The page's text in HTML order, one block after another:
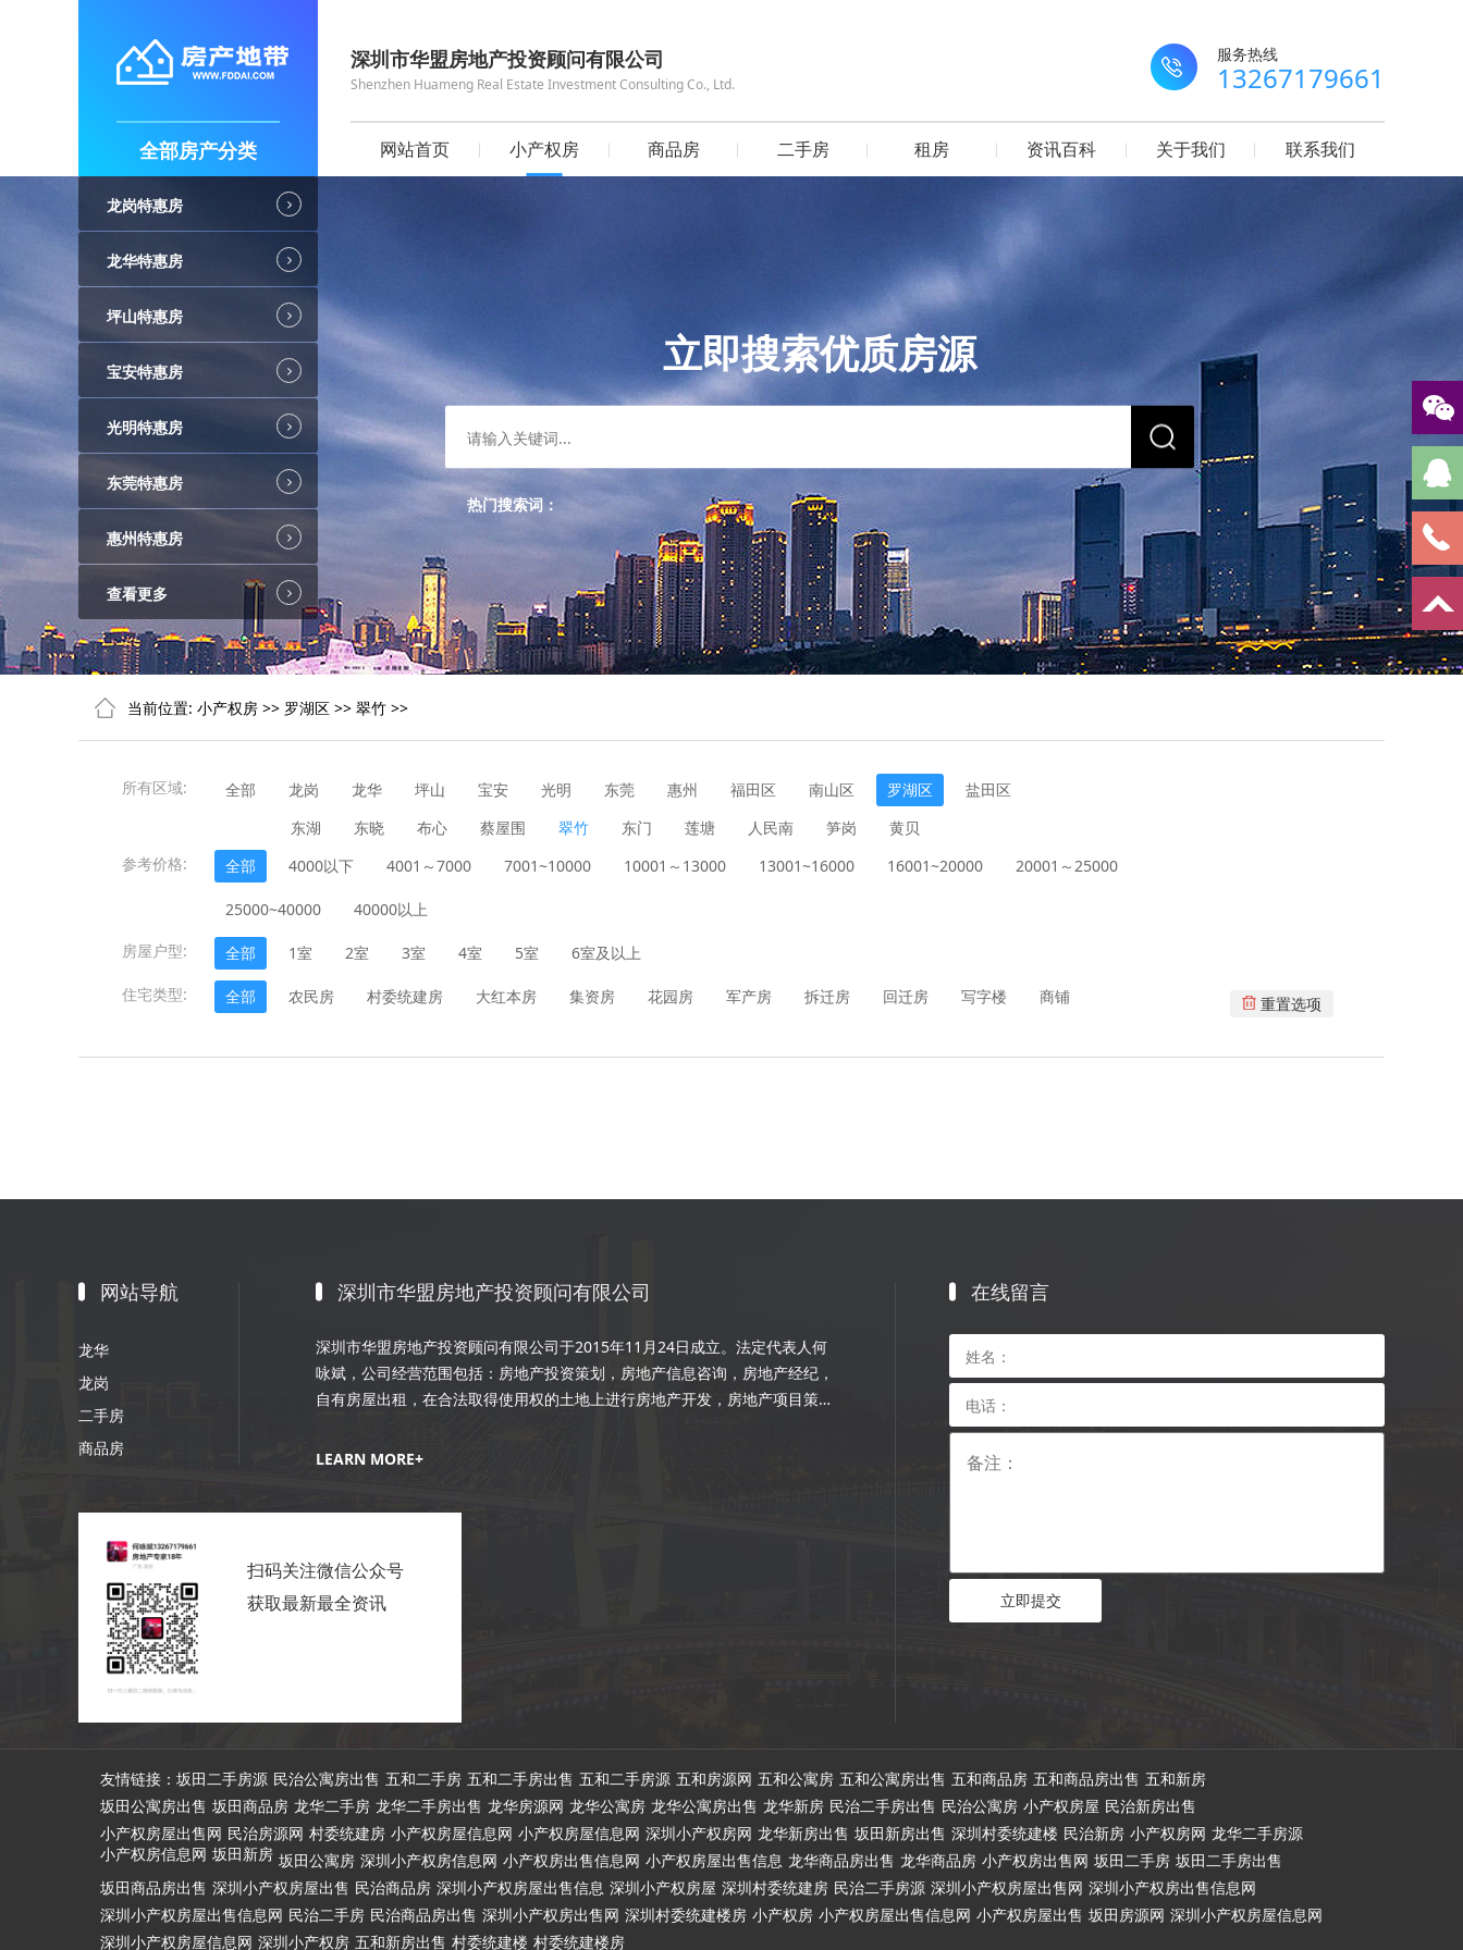
全部房产分类
龙岗特惠房
龙华特惠房
坪山特惠房
宝安特惠房
光明特惠房
东莞特惠房
惠州特惠房
查看更多
深圳市华盟房地产投资顾问有限公司
Shenzhen Huameng Real Estate Investment Consulting Co., Ltd.
服务热线
13267179661
网站首页 小产权房 商品房 二手房 租房 资讯百科 关于我们 联系我们
立即搜索优质房源
热门搜索词：
当前位置: 小产权房 >> 罗湖区 >> 翠竹 >>
所有区域: 全部 龙岗 龙华 坪山 宝安 光明 东莞 惠州 福田区 南山区
罗湖区
东湖
东晓 布心 蔡屋围 翠竹 东门 莲塘 人民南 笋岗 黄贝
盐田区
参考价格: 全部 4000以下 4001～7000 7001~10000 10001～13000 13001~16000 16001~20000 20001～25000
25000~40000
40000以上
房屋户型:
全部 1室 2室 3室 4室 5室
6室及以上
住宅类型:
全部 农民房 村委统建房 大红本房 集资房 花园房 军产房 拆迁房 回迁房 写字楼 商铺 重置选项
网站导航
龙华
龙岗
二手房
商品房
深圳市华盟房地产投资顾问有限公司
深圳市华盟房地产投资顾问有限公司于2015年11月24日成立。法定代表人何
咏斌，公司经营范围包括：房地产投资策划，房地产信息咨询，房地产经纪，
自有房屋出租，在合法取得使用权的土地上进行房地产开发，房地产项目策
销策划等。
LEARN MORE+
扫码关注微信公众号
获取最新最全资讯
在线留言
友情链接： 坂田二手房源 民治公寓房出售 五和二手房 五和二手房出售 五和二手房源 五和房源网 五和公寓房 五和公寓房出售 五和商品房 五和商品房出售 五和新房
坂田公寓房出售 坂田商品房 龙华二手房 龙华二手房出售 龙华房源网 龙华公寓房 龙华公寓房出售 龙华新房 民治二手房出售 民治公寓房 小产权房屋 民治新房出售
小产权房屋出售网 民治房源网 村委统建房 小产权房屋信息网 小产权房屋信息网 深圳小产权房网 龙华新房出售 坂田新房出售 深圳村委统建楼 民治新房 小产权房网 龙华二手房源
小产权房信息网 坂田新房 坂田公寓房 深圳小产权房信息网 小产权房出售信息网 小产权房屋出售信息 龙华商品房出售 龙华商品房 小产权房出售网 坂田二手房 坂田二手房出售
坂田商品房出售 深圳小产权房屋出售 民治商品房 深圳小产权房屋出售信息 深圳小产权房屋 深圳村委统建房 民治二手房源 深圳小产权房屋出售网 深圳小产权房出售信息网
深圳小产权房屋出售信息网 民治二手房 民治商品房出售 深圳小产权房出售网 深圳村委统建楼房 小产权房 小产权房屋出售信息网 小产权房屋出售 坂田房源网 深圳小产权房屋信息网
深圳小产权房屋信息网 深圳小产权房 五和新房出售 村委统建楼 村委统建楼房